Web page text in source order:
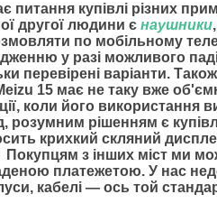
питання купівлі різних
другої людини є наушники
по мобільному
у разі можливого
перевірені варіанти.
15 має не таку вже
коли його використання
розумним рішенням є
крихкий скляний
Покупцям з інших міст ми
платежетою. У нас
кабелі — ось той